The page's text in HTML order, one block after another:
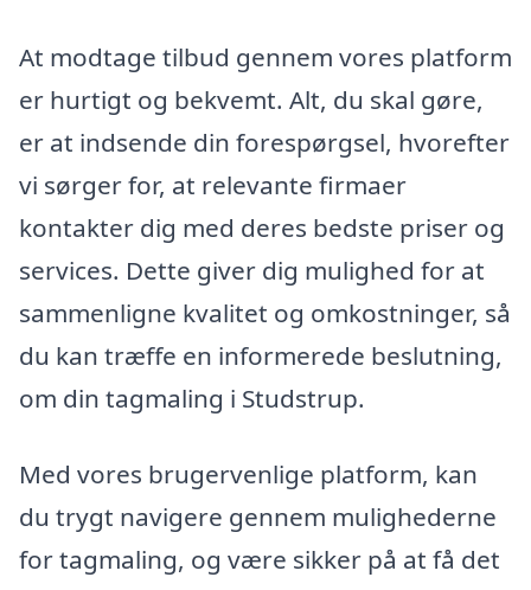
At modtage tilbud gennem vores platform
er hurtigt og bekvemt. Alt, du skal gøre,
er at indsende din forespørgsel, hvorefter
vi sørger for, at relevante firmaer
kontakter dig med deres bedste priser og
services. Dette giver dig mulighed for at
sammenligne kvalitet og omkostninger, så
du kan træffe en informerede beslutning,
om din tagmaling i Studstrup.
Med vores brugervenlige platform, kan
du trygt navigere gennem mulighederne
for tagmaling, og være sikker på at få det